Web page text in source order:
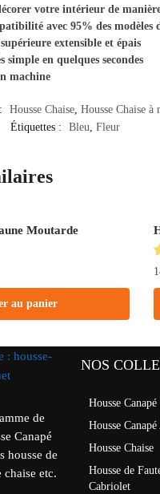
votre intérieur de
avec 95% des modèles
extensible et épais
en quelques secondes
machine
Housse Chaise, Housse Chaise à
Étiquettes :
Bleu, Fleur
Moutarde
au panier
de
Canapé
housse de
chaise etc.
NOS
Housse Canapé
Housse
Housse Chaise
Housse de
Cabriolet